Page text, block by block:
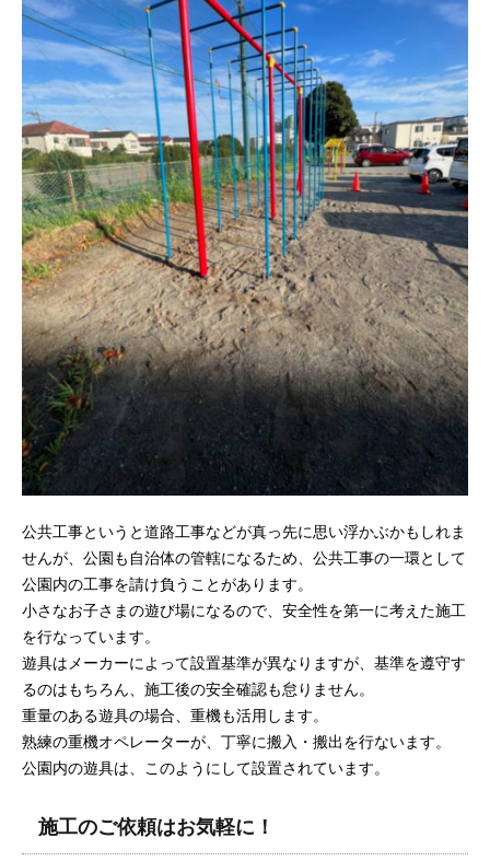
公共工事というと道路工事などが真っ先に思い浮かぶかもしれま
せんが、公園も自治体の管轄になるため、公共工事の一環として
公園内の工事を請け負うことがあります。
小さなお子さまの遊び場になるので、安全性を第一に考えた施工
を行なっています。
遊具はメーカーによって設置基準が異なりますが、基準を遵守す
るのはもちろん、施工後の安全確認も怠りません。
重量のある遊具の場合、重機も活用します。
熟練の重機オペレーターが、丁寧に搬入・搬出を行ないます。
公園内の遊具は、このようにして設置されています。
施工のご依頼はお気軽に！